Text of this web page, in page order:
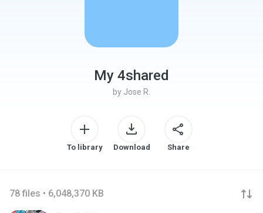
My 4shared
by Jose R.
To library Download Share
78 files • 6,048,370 KB